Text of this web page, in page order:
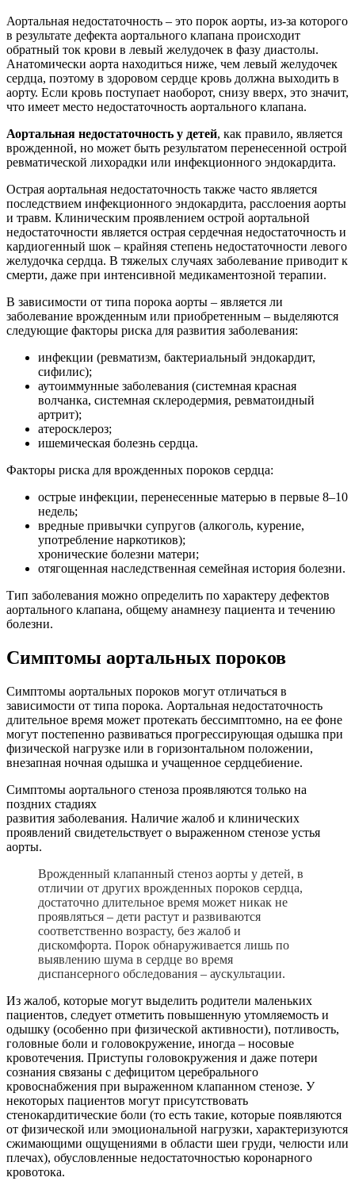
Аортальная недостаточность – это порок аорты, из-за которого
в результате дефекта аортального клапана происходит
обратный ток крови в левый желудочек в фазу диастолы.
Анатомически аорта находиться ниже, чем левый желудочек
сердца, поэтому в здоровом сердце кровь должна выходить в
аорту. Если кровь поступает наоборот, снизу вверх, это значит,
что имеет место недостаточность аортального клапана.
Аортальная недостаточность у детей, как правило, является
врожденной, но может быть результатом перенесенной острой
ревматической лихорадки или инфекционного эндокардита.
Острая аортальная недостаточность также часто является
последствием инфекционного эндокардита, расслоения аорты
и травм. Клиническим проявлением острой аортальной
недостаточности является острая сердечная недостаточность и
кардиогенный шок – крайняя степень недостаточности левого
желудочка сердца. В тяжелых случаях заболевание приводит к
смерти, даже при интенсивной медикаментозной терапии.
В зависимости от типа порока аорты – является ли
заболевание врожденным или приобретенным – выделяются
следующие факторы риска для развития заболевания:
инфекции (ревматизм, бактериальный эндокардит,
сифилис);
аутоиммунные заболевания (системная красная
волчанка, системная склеродермия, ревматоидный
артрит);
атеросклероз;
ишемическая болезнь сердца.
Факторы риска для врожденных пороков сердца:
острые инфекции, перенесенные матерью в первые 8–10
недель;
вредные привычки супругов (алкоголь, курение,
употребление наркотиков);
хронические болезни матери;
отягощенная наследственная семейная история болезни.
Тип заболевания можно определить по характеру дефектов
аортального клапана, общему анамнезу пациента и течению
болезни.
Симптомы аортальных пороков
Симптомы аортальных пороков могут отличаться в
зависимости от типа порока. Аортальная недостаточность
длительное время может протекать бессимптомно, на ее фоне
могут постепенно развиваться прогрессирующая одышка при
физической нагрузке или в горизонтальном положении,
внезапная ночная одышка и учащенное сердцебиение.
Симптомы аортального стеноза проявляются только на
поздних стадиях
развития заболевания. Наличие жалоб и клинических
проявлений свидетельствует о выраженном стенозе устья
аорты.
Врожденный клапанный стеноз аорты у детей, в
отличии от других врожденных пороков сердца,
достаточно длительное время может никак не
проявляться – дети растут и развиваются
соответственно возрасту, без жалоб и
дискомфорта. Порок обнаруживается лишь по
выявлению шума в сердце во время
диспансерного обследования – аускультации.
Из жалоб, которые могут выделить родители маленьких
пациентов, следует отметить повышенную утомляемость и
одышку (особенно при физической активности), потливость,
головные боли и головокружение, иногда – носовые
кровотечения. Приступы головокружения и даже потери
сознания связаны с дефицитом церебрального
кровоснабжения при выраженном клапанном стенозе. У
некоторых пациентов могут присутствовать
стенокардитические боли (то есть такие, которые появляются
от физической или эмоциональной нагрузки, характеризуются
сжимающими ощущениями в области шеи груди, челюсти или
плечах), обусловленные недостаточностью коронарного
кровотока.